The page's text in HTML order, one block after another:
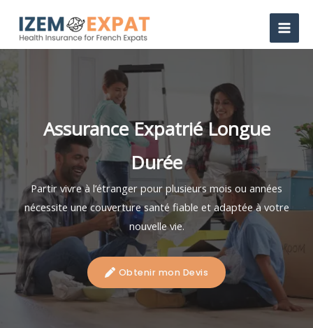
contenu
Assurance Expatrié Longue
Durée
Partir vivre à l’étranger pour plusieurs mois ou années
nécessite une couverture santé fiable et adaptée à votre
nouvelle vie.
Obtenir mon Devis